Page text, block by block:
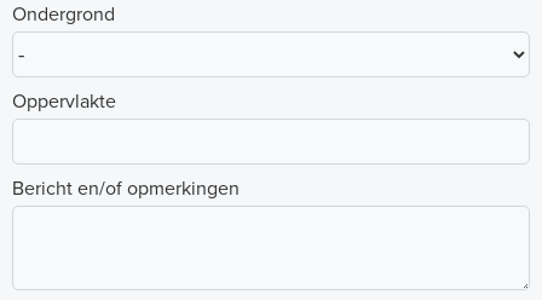
Ondergrond
Oppervlakte
Bericht en/of opmerkingen